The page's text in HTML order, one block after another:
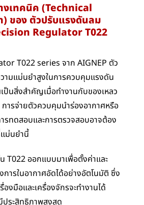
งเทคนิค (Technical
ของ ตัวปรับแรงดันลม
Regulator T022
T022 series จาก AIGNEP ตัว
ามแม่นยำสูงในการควบคุมแรงดัน
ป็นสิ่งสำคัญเมื่อทำงานกับของเหลว
ารจ่ายตัวควบคุมนำร่องอากาศหรือ
ารทดสอบและการตรวจสอบอาจต้อง
ม่นยำนี้
T022 ออกแบบมาเพื่อตั้งค่าและ
ารในอากาศอัดได้อย่างอัตโนมัติ ซึ่ง
องมือและเครื่องจักรจะทำงานได้
ระสิทธิภาพสูงสุด